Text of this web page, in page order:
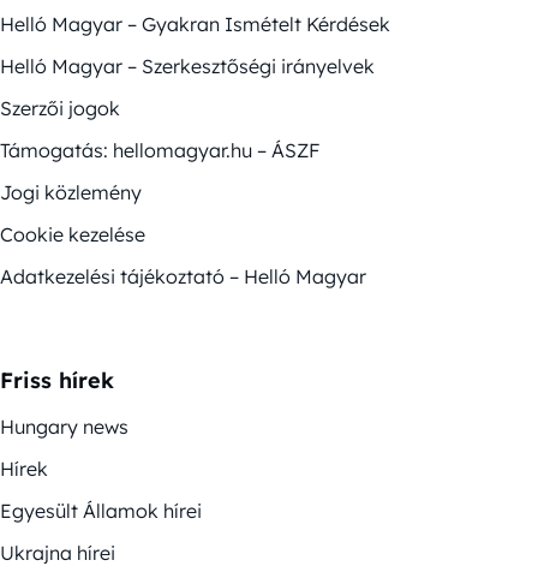
Helló Magyar – Gyakran Ismételt Kérdések
Helló Magyar – Szerkesztőségi irányelvek
Szerzői jogok
Támogatás: hellomagyar.hu – ÁSZF
Jogi közlemény
Cookie kezelése
Adatkezelési tájékoztató – Helló Magyar
Friss hírek
Hungary news
Hírek
Egyesült Államok hírei
Ukrajna hírei